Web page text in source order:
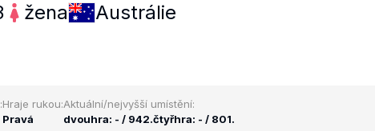
žena Austrálie
Hraje rukou:
Pravá
Aktuální/nejvyšší umístění:
dvouhra: - / 942.čtyřhra: - / 801.